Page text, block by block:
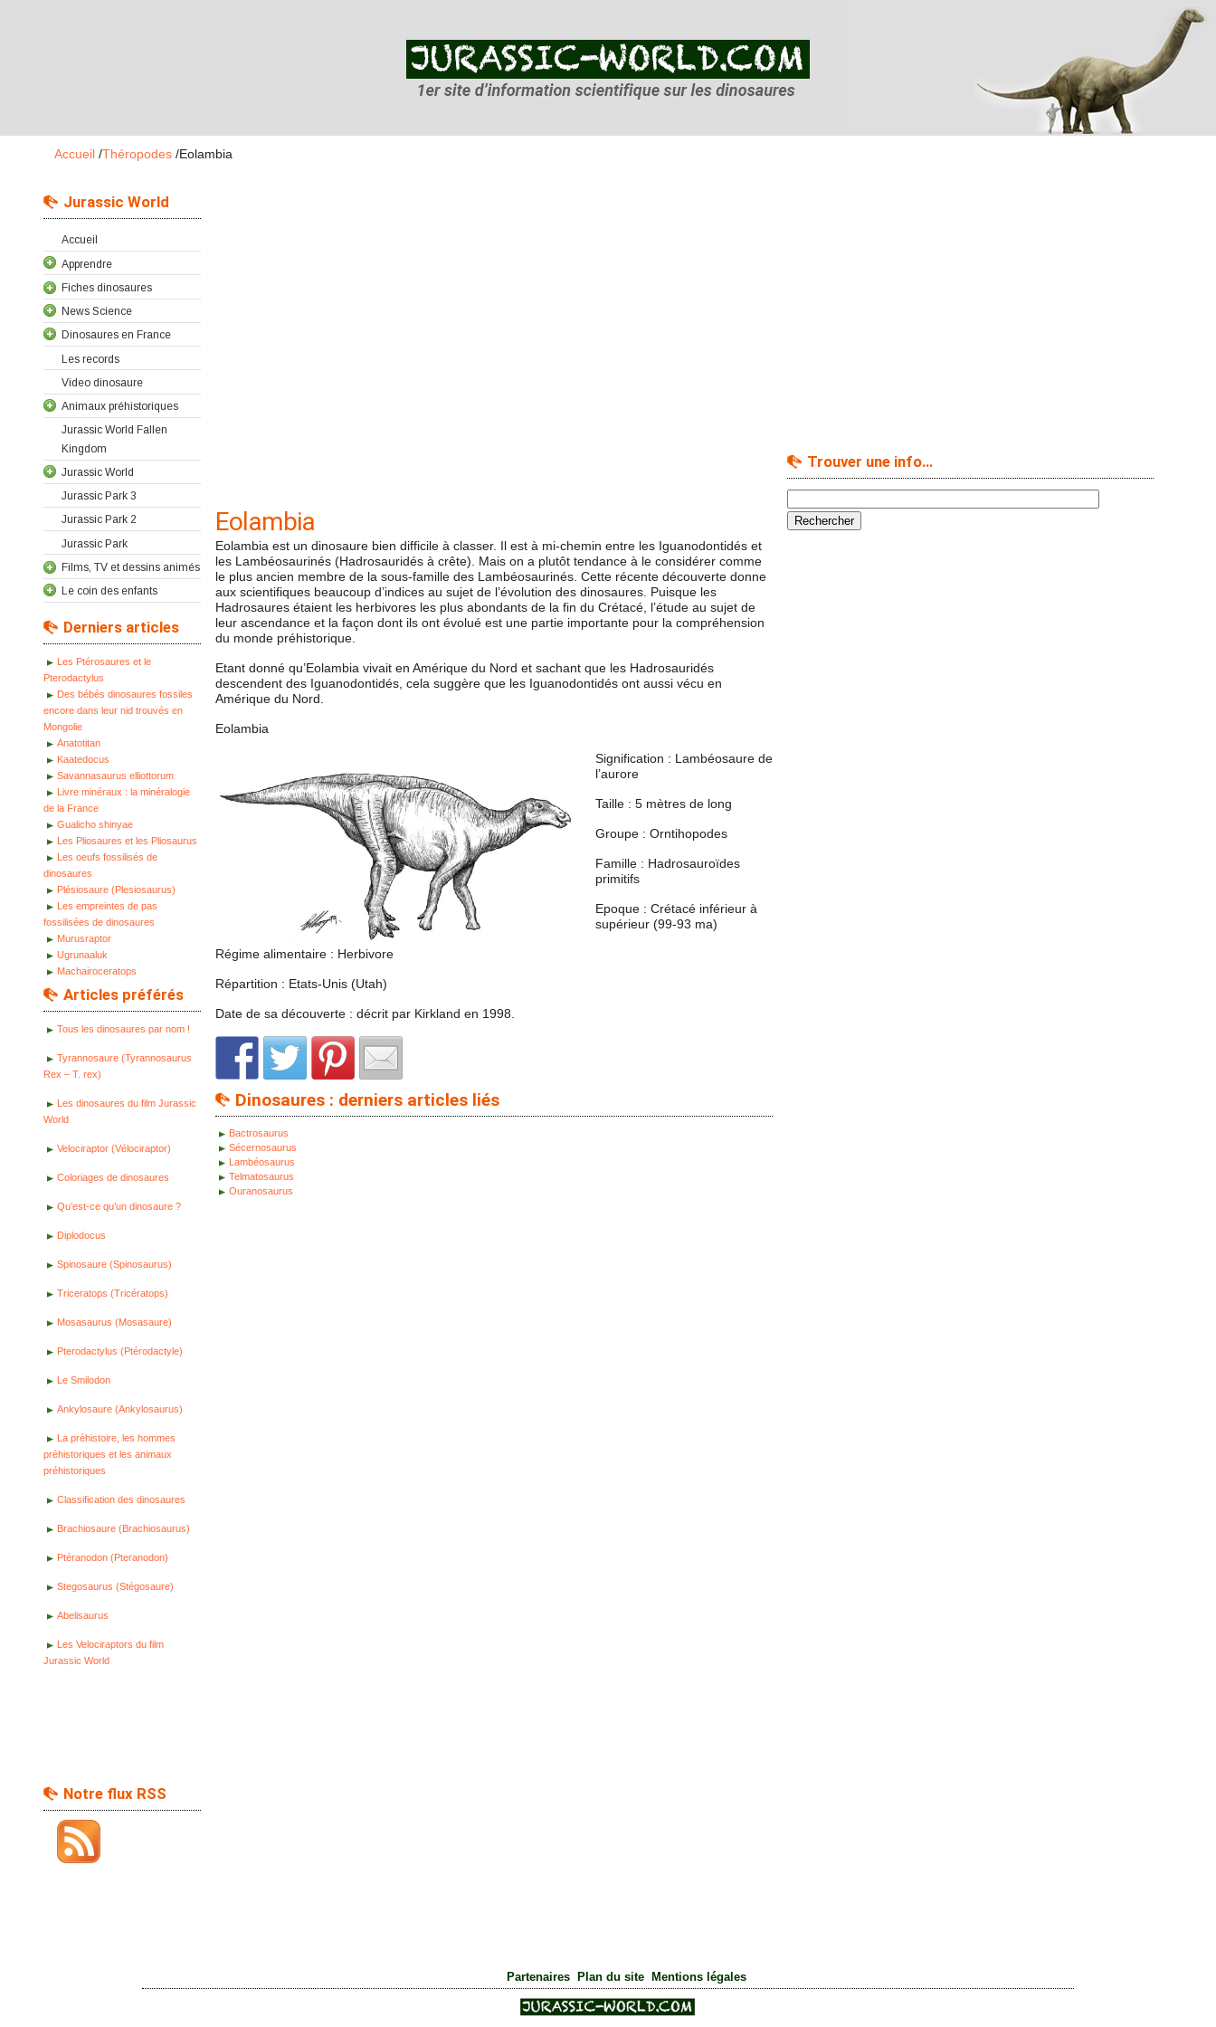
Accueil /Théropodes /Eolambia
Jurassic World
Accueil
Apprendre
Fiches dinosaures
News Science
Dinosaures en France
Les records
Video dinosaure
Animaux préhistoriques
Jurassic World Fallen
Kingdom
Jurassic World
Jurassic Park 3
Jurassic Park 2
Jurassic Park
Films, TV et dessins animés
Le coin des enfants
Derniers articles
Les Ptérosaures et le
Pterodactylus
Des bébés dinosaures fossiles
encore dans leur nid trouvés en
Mongolie
Anatotitan
Kaatedocus
Savannasaurus elliottorum
Livre minéraux : la minéralogie
de la France
Gualicho shinyae
Les Pliosaures et les Pliosaurus
Les oeufs fossilisés de
dinosaures
Plésiosaure (Plesiosaurus)
Les empreintes de pas
fossilisées de dinosaures
Murusraptor
Ugrunaaluk
Machairoceratops
Articles préférés
Tous les dinosaures par nom !
Tyrannosaure (Tyrannosaurus
Rex – T. rex)
Les dinosaures du film Jurassic
World
Velociraptor (Vélociraptor)
Coloriages de dinosaures
Qu’est-ce qu’un dinosaure ?
Diplodocus
Spinosaure (Spinosaurus)
Triceratops (Tricératops)
Mosasaurus (Mosasaure)
Pterodactylus (Ptérodactyle)
Le Smilodon
Ankylosaure (Ankylosaurus)
La préhistoire, les hommes
préhistoriques et les animaux
préhistoriques
Classification des dinosaures
Brachiosaure (Brachiosaurus)
Ptéranodon (Pteranodon)
Stegosaurus (Stégosaure)
Abelisaurus
Les Velociraptors du film
Jurassic World
Notre flux RSS
Eolambia
Eolambia est un dinosaure bien difficile à classer. Il est à mi-chemin entre les Iguanodontidés et
les Lambéosaurinés (Hadrosauridés à crête). Mais on a plutôt tendance à le considérer comme
le plus ancien membre de la sous-famille des Lambéosaurinés. Cette récente découverte donne
aux scientifiques beaucoup d’indices au sujet de l’évolution des dinosaures. Puisque les
Hadrosaures étaient les herbivores les plus abondants de la fin du Crétacé, l’étude au sujet de
leur ascendance et la façon dont ils ont évolué est une partie importante pour la compréhension
du monde préhistorique.
Etant donné qu’Eolambia vivait en Amérique du Nord et sachant que les Hadrosauridés
descendent des Iguanodontidés, cela suggère que les Iguanodontidés ont aussi vécu en
Amérique du Nord.
Eolambia
Signification : Lambéosaure de
l’aurore
Taille : 5 mètres de long
Groupe : Orntihopodes
Famille : Hadrosauroïdes
primitifs
Epoque : Crétacé inférieur à
supérieur (99-93 ma)
Régime alimentaire : Herbivore
Répartition : Etats-Unis (Utah)
Date de sa découverte : décrit par Kirkland en 1998.
Dinosaures : derniers articles liés
Bactrosaurus
Sécernosaurus
Lambéosaurus
Telmatosaurus
Ouranosaurus
Trouver une info…
Partenaires| Plan du site| Mentions légales